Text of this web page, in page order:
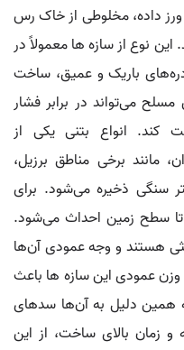
داده، مخلوطی از خاک رس
این نوع از سازه ها معمولاً در
باریک و عمیق، ساخت
می‌تواند در برابر فشار
کند. انواع بتنی یکی از
مانند برخی مناطق برزیل،
سنگی ذخیره می‌شود. برای
تا سطح زمین احداث می‌شود.
هستند و وجه عمودی آن‌ها
وزن عمودی این سازه ها باعث
همین دلیل به آن‌ها سدهای
و زمان بالای ساخت، از این